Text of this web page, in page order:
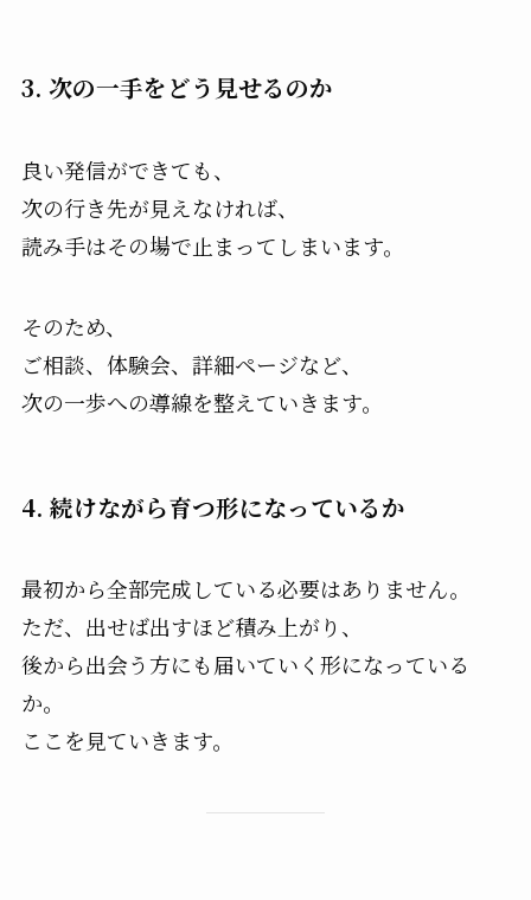
3. 次の一手をどう見せるのか
良い発信ができても、
次の行き先が見えなければ、
読み手はその場で止まってしまいます。
そのため、
ご相談、体験会、詳細ページなど、
次の一歩への導線を整えていきます。
4. 続けながら育つ形になっているか
最初から全部完成している必要はありません。
ただ、出せば出すほど積み上がり、
後から出会う方にも届いていく形になっている
か。
ここを見ていきます。